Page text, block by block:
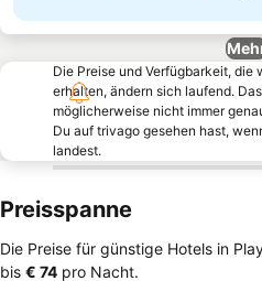
Die Preise und Verfügbarkeit,
erhalten, ändern sich laufend.
möglicherweise nicht immer
Du auf trivago gesehen hast,
landest.
Preisspanne
Die Preise für günstige Hotels in
bis ‎€ 74 pro Nacht.